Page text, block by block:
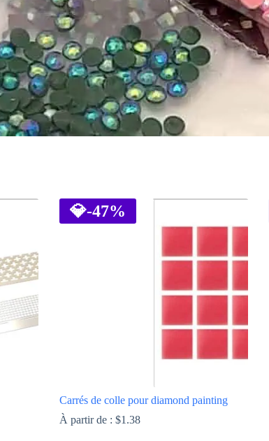
💎-47%
Carrés de colle pour diamond painting
À partir de : $1.38